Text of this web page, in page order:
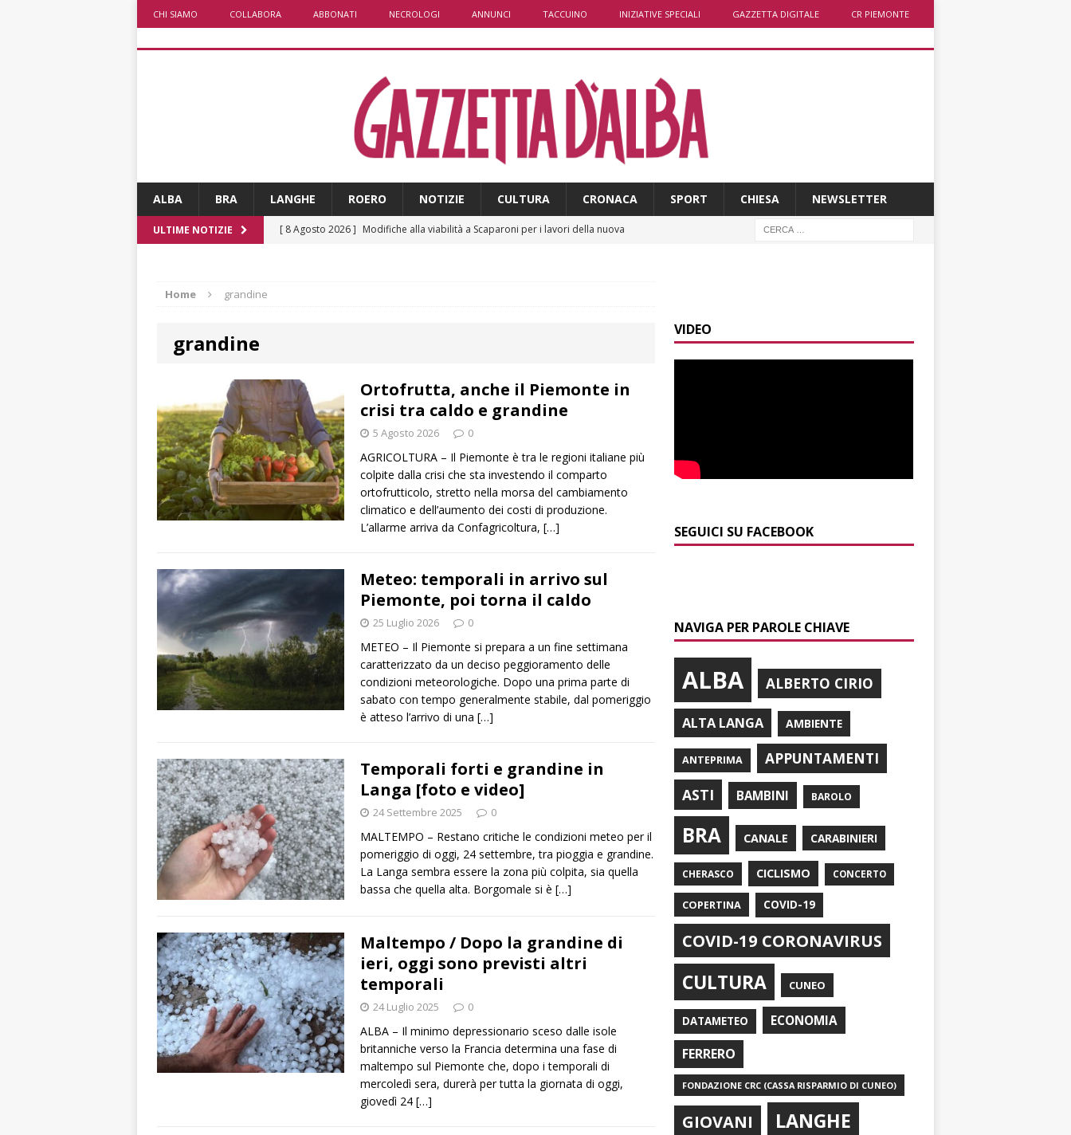
CHI SIAMO COLLABORA ABBONATI NECROLOGI ANNUNCI TACCUINO INIZIATIVE SPECIALI GAZZETTA DIGITALE CR PIEMONTE
ALBA BRA LANGHE ROERO NOTIZIE CULTURA CRONACA SPORT CHIESA NEWSLETTER
ULTIME NOTIZIE [ 8 Agosto 2026 ] Modifiche alla viabilità a Scaparoni per i lavori della nuova
[ 8 Agosto 2026 ]
La festa di San Rocco dimostra che Santo Stefano Belbo è un
paese attivo
LANGHE
[ 8 Agosto 2026 ]
NOTIZIE
[ 8 Agosto 2026 ]
Alba: lunedì 10 agosto tornano le “Notti del vino”
ALBA
Gorzegno: 24 giovani al campo scuola della Protezione Civile
Banca di Asti, utile a 26,7 milioni nel primo semestre: cresce la
ALTRE NOTIZIE
Home grandine
grandine
Ortofrutta, anche il Piemonte in
crisi tra caldo e grandine
5 Agosto 2026 0
AGRICOLTURA – Il Piemonte è tra le regioni italiane più
colpite dalla crisi che sta investendo il comparto
ortofrutticolo, stretto nella morsa del cambiamento
climatico e dell’aumento dei costi di produzione.
L’allarme arriva da Confagricoltura, […]
Meteo: temporali in arrivo sul
Piemonte, poi torna il caldo
25 Luglio 2026 0
METEO – Il Piemonte si prepara a un fine settimana
caratterizzato da un deciso peggioramento delle
condizioni meteorologiche. Dopo una prima parte di
sabato con tempo generalmente stabile, dal pomeriggio
è atteso l’arrivo di una […]
Temporali forti e grandine in
Langa [foto e video]
24 Settembre 2025 0
MALTEMPO – Restano critiche le condizioni meteo per il
pomeriggio di oggi, 24 settembre, tra pioggia e grandine.
La Langa sembra essere la zona più colpita, sia quella
bassa che quella alta. Borgomale si è […]
Maltempo / Dopo la grandine di
ieri, oggi sono previsti altri
temporali
24 Luglio 2025 0
ALBA – Il minimo depressionario sceso dalle isole
britanniche verso la Francia determina una fase di
maltempo sul Piemonte che, dopo i temporali di
mercoledì sera, durerà per tutta la giornata di oggi,
giovedì 24 […]
VIDEO
SEGUICI SU FACEBOOK
NAVIGA PER PAROLE CHIAVE
ALBA ALBERTO CIRIO
ALTA LANGA AMBIENTE
ANTEPRIMA
APPUNTAMENTI
ASTI
BAMBINI BAROLO
BRA CANALE CARABINIERI
CHERASCO CICLISMO CONCERTO
COPERTINA COVID-19
COVID-19 CORONAVIRUS
CULTURA CUNEO
DATAMETEO ECONOMIA
FERRERO
FONDAZIONE CRC (CASSA RISPARMIO DI CUNEO)
GIOVANI LANGHE